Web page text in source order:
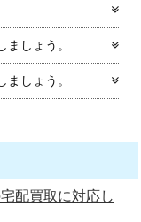
しょう。
しょう。
配買取に対応し